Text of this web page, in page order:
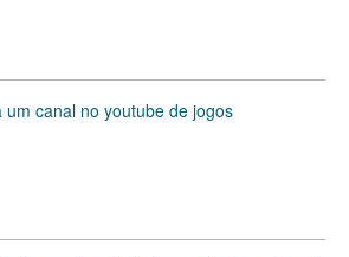
canal no youtube de jogos